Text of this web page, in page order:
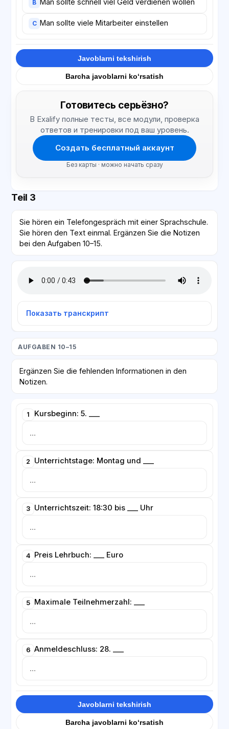
B Man sollte schnell viel Geld verdienen wollen
C Man sollte viele Mitarbeiter einstellen
Javoblarni tekshirish
Barcha javoblarni ko‘rsatish
Готовитесь серьёзно?
В Exalify полные тесты, все модули, проверка
ответов и тренировки под ваш уровень.
Создать бесплатный аккаунт
Без карты · можно начать сразу
Teil 3
Sie hören ein Telefongespräch mit einer Sprachschule.
Sie hören den Text einmal. Ergänzen Sie die Notizen
bei den Aufgaben 10–15.
Показать транскрипт
AUFGABEN 10–15
Ergänzen Sie die fehlenden Informationen in den
Notizen.
1 Kursbeginn: 5. ___
2 Unterrichtstage: Montag und ___
3 Unterrichtszeit: 18:30 bis ___ Uhr
4 Preis Lehrbuch: ___ Euro
5 Maximale Teilnehmerzahl: ___
6 Anmeldeschluss: 28. ___
Javoblarni tekshirish
Barcha javoblarni ko‘rsatish